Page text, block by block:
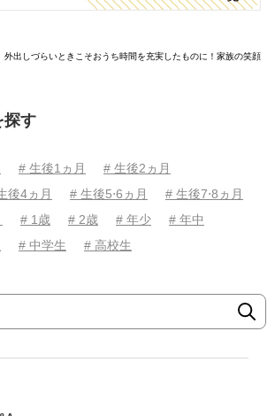
探す
# 生後1ヵ月
# 生後2ヵ月
後4ヵ月 # 生後5⋅6ヵ月
# 生後7⋅8ヵ月
# 1歳 # 2歳 # 年少
# 年中
# 中学生 # 高校生